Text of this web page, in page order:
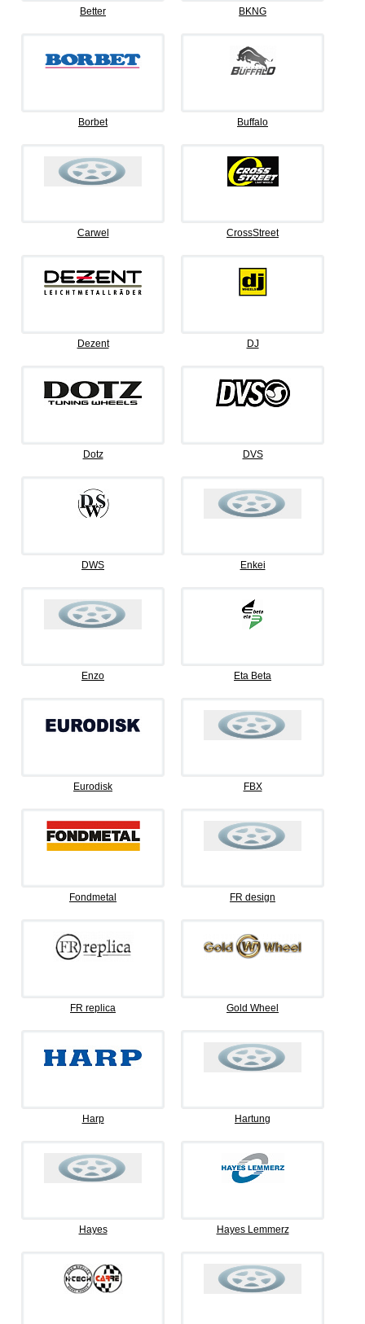
Better BKNG
Borbet Buffalo
Carwel CrossStreet
Dezent DJ
Dotz DVS
DWS Enkei
Enzo Eta Beta
Eurodisk FBX
Fondmetal FR design
FR replica Gold Wheel
Harp Hartung
Hayes Hayes Lemmerz